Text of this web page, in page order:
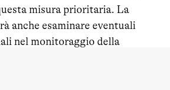
misura prioritaria. La
anche esaminare eventuali
nel monitoraggio della